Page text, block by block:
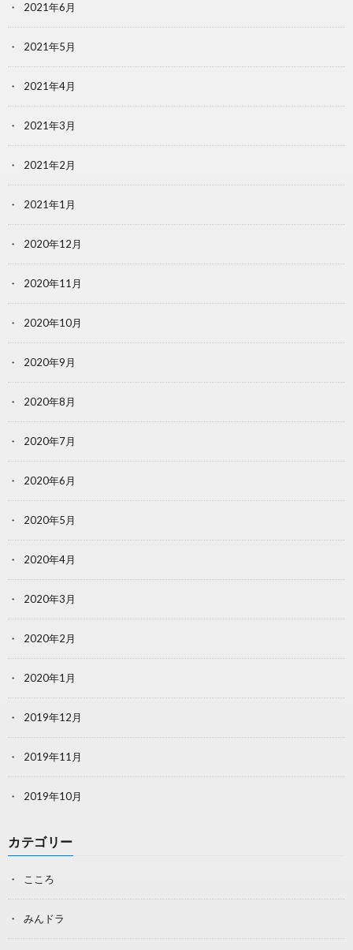
2021年6月
2021年5月
2021年4月
2021年3月
2021年2月
2021年1月
2020年12月
2020年11月
2020年10月
2020年9月
2020年8月
2020年7月
2020年6月
2020年5月
2020年4月
2020年3月
2020年2月
2020年1月
2019年12月
2019年11月
2019年10月
カテゴリー
こころ
みんドラ